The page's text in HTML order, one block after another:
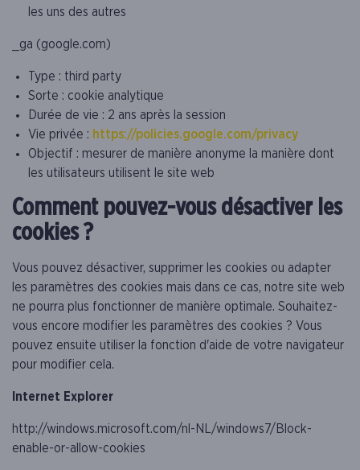
les uns des autres
_ga (google.com)
Type : third party
Sorte : cookie analytique
Durée de vie : 2 ans après la session
Vie privée : https://policies.google.com/privacy
Objectif : mesurer de manière anonyme la manière dont
les utilisateurs utilisent le site web
Comment pouvez-vous désactiver les
cookies ?
Vous pouvez désactiver, supprimer les cookies ou adapter
les paramètres des cookies mais dans ce cas, notre site web
ne pourra plus fonctionner de manière optimale. Souhaitez-
vous encore modifier les paramètres des cookies ? Vous
pouvez ensuite utiliser la fonction d'aide de votre navigateur
pour modifier cela.
Internet Explorer
http://windows.microsoft.com/nl-NL/windows7/Block-
enable-or-allow-cookies